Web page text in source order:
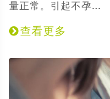
量正常。引起不孕...
查看更多